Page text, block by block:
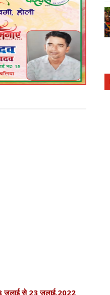
जुलाई से 23 जुलाई,2022